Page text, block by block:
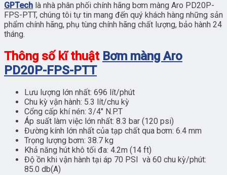
GPTech là nhà phân phối chính hãng bơm màng Aro PD20P-
FPS-PTT, chúng tôi tự tin mang đến quý khách hàng những sản
phẩm chính hãng, phụ tùng chính hãng chất lượng, bảo hành 24
tháng.
Thông số kĩ thuật Bơm màng Aro
PD20P-FPS-PTT
Lưu lượng lớn nhất: 696 lít/phút
Chu kỳ vận hành: 5.3 lít/chu kỳ
Cổng cấp khí nén: 3/4″ N.P.T
Áp suất làm việc lớn nhất: 8.3 bar (120 psi)
Đường kính lớn nhất của tạp chất qua bơm: 6.4 mm
Trọng lượng bơm: 38.7 kg
Khả năng hút khô tối đa: 4.2m (14 ft)
Độ ồn khi vận hành tại áp 70 PSI và 60 chu kỳ/phút:
85.0 db(A)